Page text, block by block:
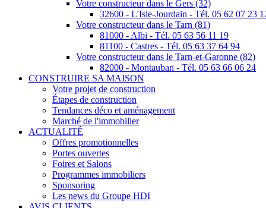
Votre constructeur dans le Gers (32)
32600 - L'Isle-Jourdain - Tél. 05 62 07 23
Votre constructeur dans le Tarn (81)
81000 - Albi - Tél. 05 63 56 11 19
81100 - Castres - Tél. 05 63 37 64 94
Votre constructeur dans le Tarn-et-Garonne (82)
82000 - Montauban - Tél. 05 63 66 06 24
CONSTRUIRE SA MAISON
Votre projet de construction
Étapes de construction
Tendances déco et aménagement
Marché de l'immobilier
ACTUALITÉ
Offres promotionnelles
Portes ouvertes
Foires et Salons
Programmes immobiliers
Sponsoring
Les news du Groupe HDI